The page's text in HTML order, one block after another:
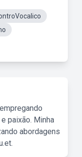
paixão. Minha
abordagens